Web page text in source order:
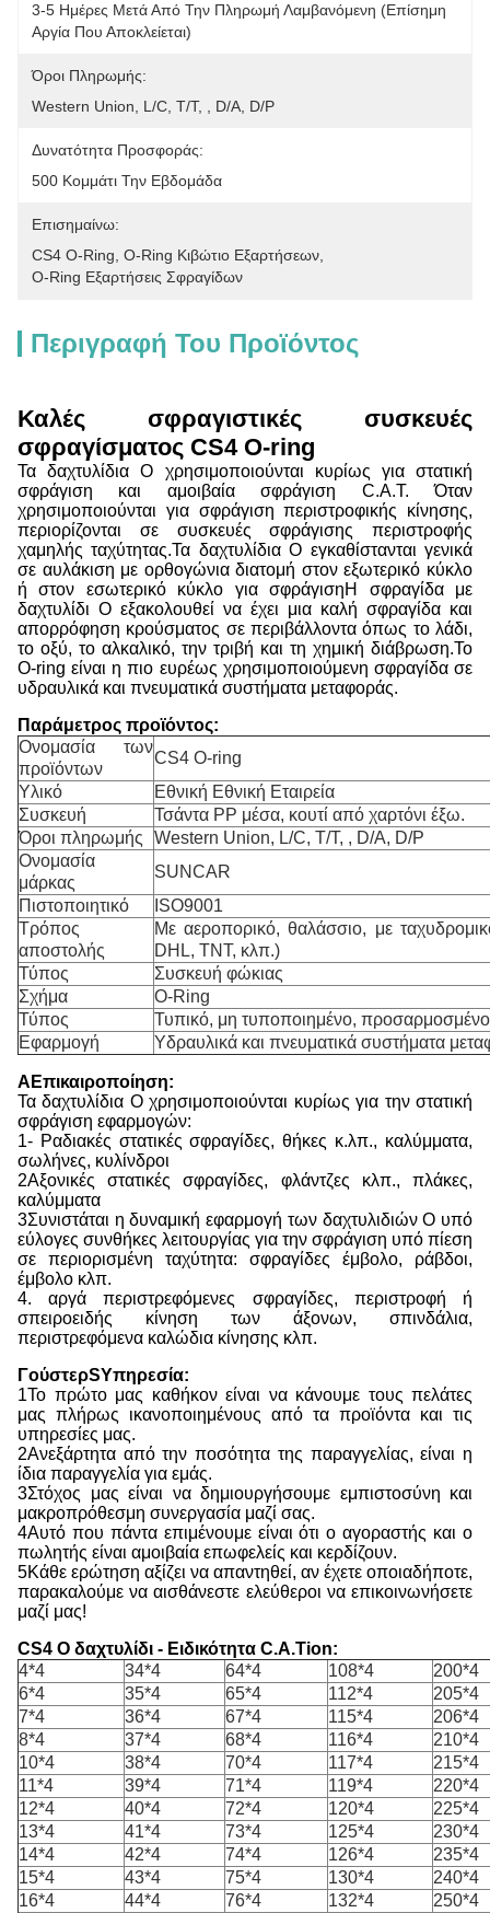
3-5 Ημέρες Μετά Από Την Πληρωμή Λαμβανόμενη (επίσημη
Αργία Που Αποκλείεται)
Όροι Πληρωμής:
Western Union, L/C, T/T, , D/A, D/P
Δυνατότητα Προσφοράς:
500 Κομμάτι Την Εβδομάδα
Επισημαίνω:
CS4 O-Ring O-Ring Κιβώτιο Εξαρτήσεων
O-Ring Εξαρτήσεις Σφραγίδων
Περιγραφή Του Προϊόντος
Καλές σφραγιστικές συσκευές
σφραγίσματος CS4 O-ring
Τα δαχτυλίδια O χρησιμοποιούνται κυρίως για στατική
σφράγιση και αμοιβαία σφράγιση C.A.T. Όταν
χρησιμοποιούνται για σφράγιση περιστροφικής κίνησης,
περιορίζονται σε συσκευές σφράγισης περιστροφής
χαμηλής ταχύτητας.Τα δαχτυλίδια O εγκαθίστανται γενικά
σε αυλάκιση με ορθογώνια διατομή στον εξωτερικό κύκλο
ή στον εσωτερικό κύκλο για σφράγισηΗ σφραγίδα με
δαχτυλίδι O εξακολουθεί να έχει μια καλή σφραγίδα και
απορρόφηση κρούσματος σε περιβάλλοντα όπως το λάδι,
το οξύ, το αλκαλικό, την τριβή και τη χημική διάβρωση.Το
O-ring είναι η πιο ευρέως χρησιμοποιούμενη σφραγίδα σε
υδραυλικά και πνευματικά συστήματα μεταφοράς.
Παράμετρος προϊόντος:
Ονομασία των
προϊόντων
CS4 O-ring
Υλικό
Εθνική Εθνική Εταιρεία
Συσκευή
Τσάντα PP μέσα, κουτί από χαρτόνι έξω.
Όροι πληρωμής
Western Union, L/C, T/T, , D/A, D/P
Ονομασία
μάρκας
SUNCAR
Πιστοποιητικό
ISO9001
Τρόπος
αποστολής
Με αεροπορικό, θαλάσσιο, με
DHL, TNT, κλπ.)
Τύπος
Συσκευή φώκιας
Σχήμα
Ο-Ring
Τύπος
Τυπικό, μη τυποποιημένο, προσαρμοσμένο
Εφαρμογή
Υδραυλικά και πνευματικά συστήματα
Α Επικαιροποίηση:
Τα δαχτυλίδια O χρησιμοποιούνται κυρίως για την στατική
σφράγιση εφαρμογών:
1- Ραδιακές στατικές σφραγίδες, θήκες κ.λπ., καλύμματα,
σωλήνες, κυλίνδροι
2Αξονικές στατικές σφραγίδες, φλάντζες κλπ., πλάκες,
καλύμματα
3Συνιστάται η δυναμική εφαρμογή των δαχτυλιδιών O υπό
εύλογες συνθήκες λειτουργίας για την σφράγιση υπό πίεση
σε περιορισμένη ταχύτητα: σφραγίδες έμβολο, ράβδοι,
έμβολο κλπ.
4. αργά περιστρεφόμενες σφραγίδες, περιστροφή ή
σπειροειδής κίνηση των άξονων, σπινδάλια,
περιστρεφόμενα καλώδια κίνησης κλπ.
ΓούστερSΥπηρεσία:
1Το πρώτο μας καθήκον είναι να κάνουμε τους πελάτες
μας πλήρως ικανοποιημένους από τα προϊόντα και τις
υπηρεσίες μας.
2Ανεξάρτητα από την ποσότητα της παραγγελίας, είναι η
ίδια παραγγελία για εμάς.
3Στόχος μας είναι να δημιουργήσουμε εμπιστοσύνη και
μακροπρόθεσμη συνεργασία μαζί σας.
4Αυτό που πάντα επιμένουμε είναι ότι ο αγοραστής και ο
πωλητής είναι αμοιβαία επωφελείς και κερδίζουν.
5Κάθε ερώτηση αξίζει να απαντηθεί, αν έχετε οποιαδήποτε,
παρακαλούμε να αισθάνεστε ελεύθεροι να επικοινωνήσετε
μαζί μας!
CS4 O δαχτυλίδι - Ειδικότητα C.A.Tion:
4*4
34*4 64*4 108*4
200*4
6*4
35*4 65*4 112*4
205*4
7*4
36*4 67*4 115*4
206*4
8*4
37*4 68*4 116*4
210*4
10*4
38*4 70*4 117*4
215*4
11*4
39*4 71*4 119*4
220*4
12*4
40*4 72*4 120*4
225*4
13*4
41*4 73*4 125*4
230*4
14*4
42*4 74*4 126*4
235*4
15*4
43*4 75*4 130*4
240*4
16*4
44*4 76*4 132*4
250*4